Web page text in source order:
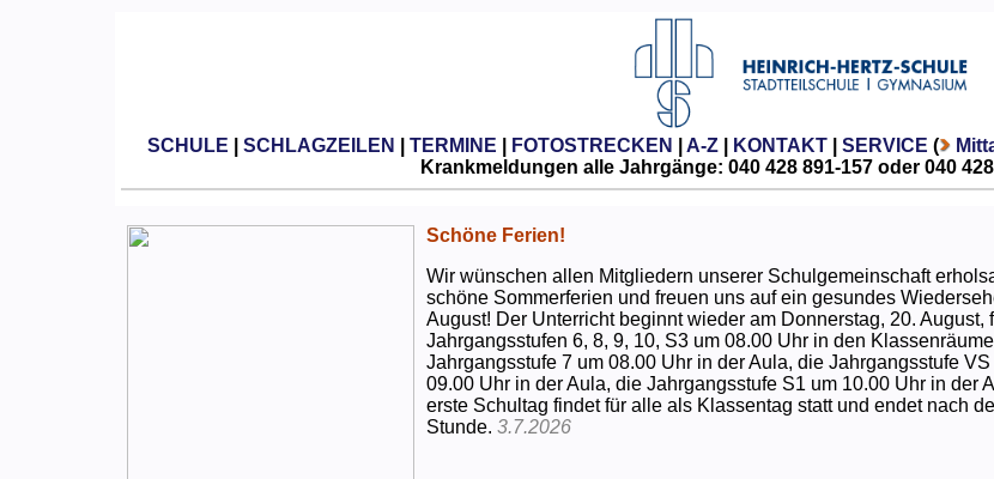
SCHULE SCHLAGZEILEN TERMINE FOTOSTRECKEN A-Z| KONTAKT| SERVICE (
Krankmeldungen alle Jahrgänge: 040 428 891-157 oder 040
Schöne Ferien!
Wir wünschen allen Mitgliedern unserer Schulgemeinschaft
schöne Sommerferien und freuen uns auf ein gesundes
August! Der Unterricht beginnt wieder am Donnerstag, 20. August,
Jahrgangsstufen 6, 8, 9, 10, S3 um 08.00 Uhr in den
Jahrgangsstufe 7 um 08.00 Uhr in der Aula, die Jahrgangsstufe VS
09.00 Uhr in der Aula, die Jahrgangsstufe S1 um 10.00 Uhr in der
erste Schultag findet für alle als Klassentag statt und endet nach
Stunde.3.7.2026